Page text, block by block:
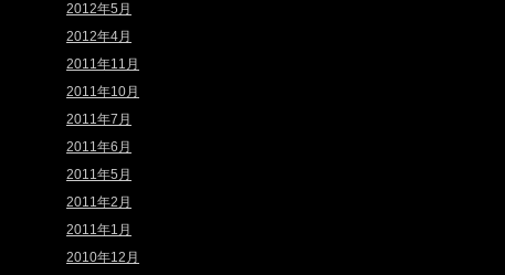
2012年5月
2012年4月
2011年11月
2011年10月
2011年7月
2011年6月
2011年5月
2011年2月
2011年1月
2010年12月